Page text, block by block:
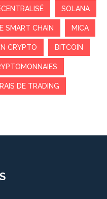
SOLANA
SMART CHAIN MICA
CRYPTO BITCOIN
DE TRADING